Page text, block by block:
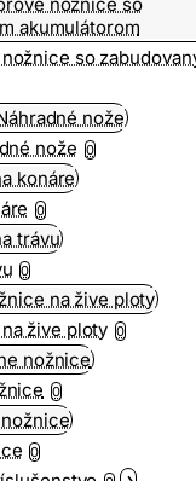
so
nože 0
0
0
žive ploty 0
0
0